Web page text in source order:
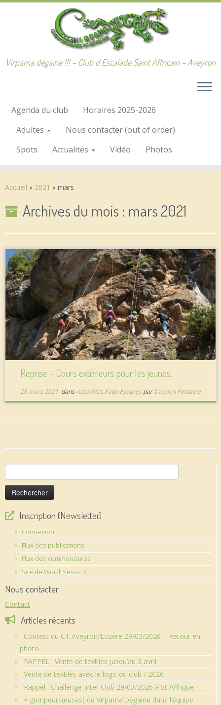
Passer
Virpama dégaine !!! – Club d Escalade Saint Affricain – Aveyron
Agenda du club
Horaires 2025-2026
Adultes
Nous contacter (out of order)
Spots
Actualités Vidéo Photos
Accueil » 2021 » mars
Archives du mois : mars 2021
Reprise – Cours extérieurs pour les jeunes.
26 mars 2021 dansActualités/ado/Jeunes parDamien Fontaine
Rechercher :
Inscription (Newsletter)
Connexion
Flux des publications
Flux des commentaires
Site de WordPress-FR
Nous contacter
Contact
Articles récents
Contest du CT Aveyron/Lozère 29/03/2026 – Retour en
photo
RAPPEL : Vente de textiles jusqu’au 3 avril
Vente de textiles avec le logo du club / 2026
Rappel : Challenge Inter Club 29/03/2026 à St Affrique
4 grimpeurs(euses) de Virpama’Dégaine dans l’équipe